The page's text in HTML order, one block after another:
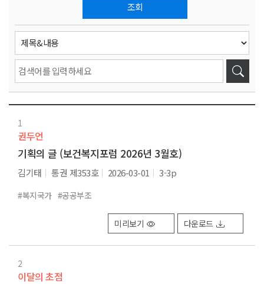
조회
1
권두언
기획의 글 (보건복지포럼 2026년 3월호)
김기태 통권 제353호 2026-03-01 3-3p
#복지국가 #공공부조
미리보기 다운로드
2
이달의 초점